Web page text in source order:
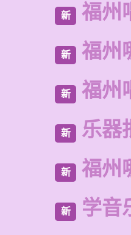
新 福州
新 福州
新 福州
新 乐器
新 福州
新 学音